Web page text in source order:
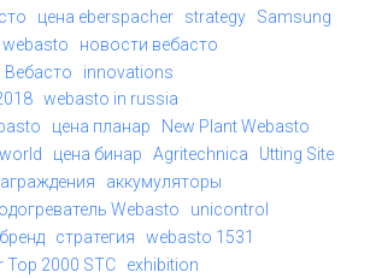
цена eberspacher strategy
Samsung
новости вебасто
Вебасто
innovations
webasto in russia
цена планар
New Plant Webasto
цена бинар Agritechnica
Utting Site
аккумуляторы
Webasto
unicontrol
стратегия
webasto 1531
Top 2000 STC
exhibition